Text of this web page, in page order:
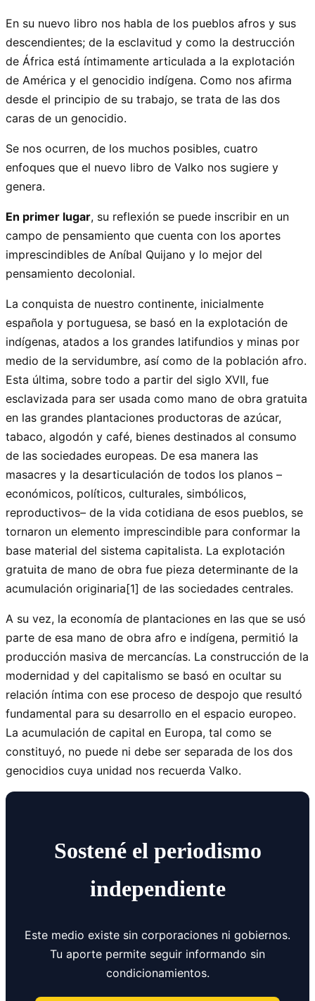
En su nuevo libro nos habla de los pueblos afros y sus
descendientes; de la esclavitud y como la destrucción
de África está íntimamente articulada a la explotación
de América y el genocidio indígena. Como nos afirma
desde el principio de su trabajo, se trata de las dos
caras de un genocidio.
Se nos ocurren, de los muchos posibles, cuatro
enfoques que el nuevo libro de Valko nos sugiere y
genera.
En primer lugar, su reflexión se puede inscribir en un
campo de pensamiento que cuenta con los aportes
imprescindibles de Aníbal Quijano y lo mejor del
pensamiento decolonial.
La conquista de nuestro continente, inicialmente
española y portuguesa, se basó en la explotación de
indígenas, atados a los grandes latifundios y minas por
medio de la servidumbre, así como de la población afro.
Esta última, sobre todo a partir del siglo XVII, fue
esclavizada para ser usada como mano de obra gratuita
en las grandes plantaciones productoras de azúcar,
tabaco, algodón y café, bienes destinados al consumo
de las sociedades europeas. De esa manera las
masacres y la desarticulación de todos los planos –
económicos, políticos, culturales, simbólicos,
reproductivos– de la vida cotidiana de esos pueblos, se
tornaron un elemento imprescindible para conformar la
base material del sistema capitalista. La explotación
gratuita de mano de obra fue pieza determinante de la
acumulación originaria[1] de las sociedades centrales.
A su vez, la economía de plantaciones en las que se usó
parte de esa mano de obra afro e indígena, permitió la
producción masiva de mercancías. La construcción de la
modernidad y del capitalismo se basó en ocultar su
relación íntima con ese proceso de despojo que resultó
fundamental para su desarrollo en el espacio europeo.
La acumulación de capital en Europa, tal como se
constituyó, no puede ni debe ser separada de los dos
genocidios cuya unidad nos recuerda Valko.
Sostené el periodismo
independiente
Este medio existe sin corporaciones ni gobiernos.
Tu aporte permite seguir informando sin
condicionamientos.